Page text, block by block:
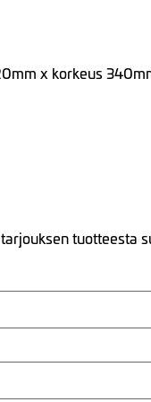
x korkeus
tuotteesta